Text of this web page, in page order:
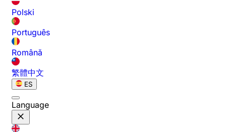
Polski
Português
Română
繁體中文
ES
Language